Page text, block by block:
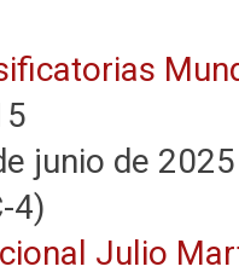
junio de 2025
4)
Julio